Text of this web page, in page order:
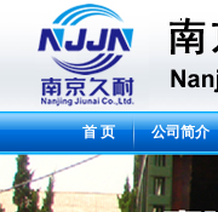
首 页 公司简介